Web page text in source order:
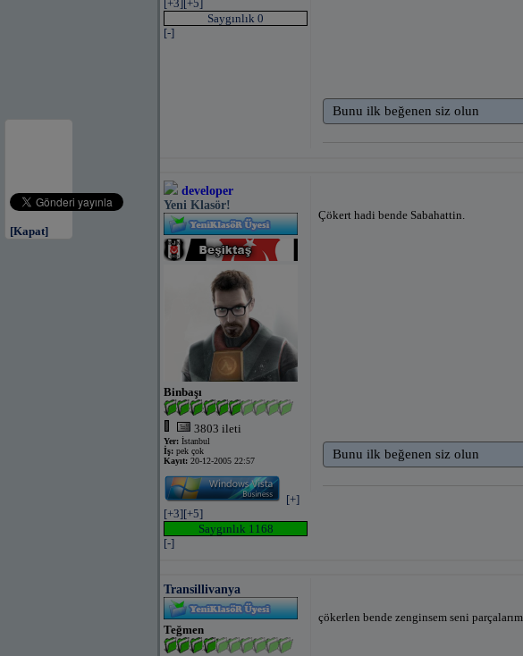
[Kapat]
[+3][+5]
Saygınlık 0
[-]
Bunu ilk beğenen siz olun
developer
Yeni Klasör!
Binbaşı
3803 ileti
Yer: İstanbul
İş: pek çok
Kayıt: 20-12-2005 22:57
[+]
[+3][+5]
Saygınlık 1168
[-]
Çökert hadi bende Sabahattin.
Bunu ilk beğenen siz olun
Transillivanya
Teğmen
çökerlen bende zenginsem seni parçalarım